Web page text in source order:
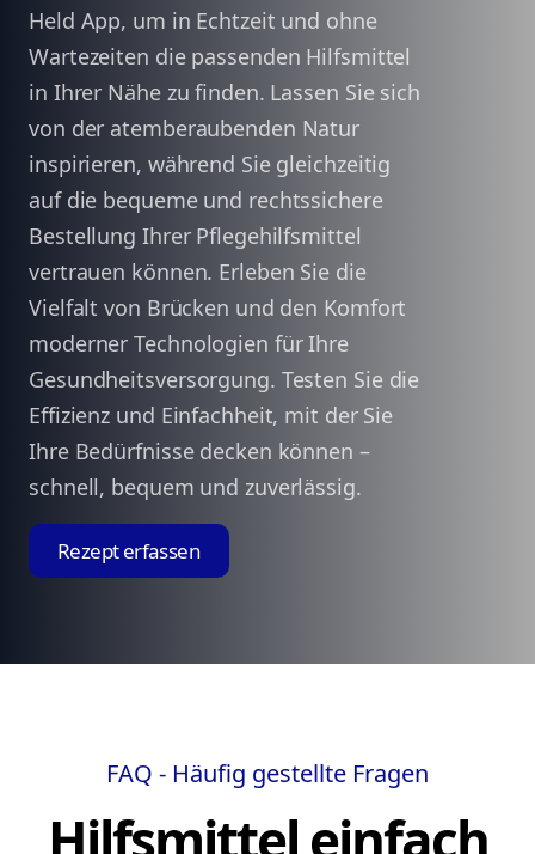
Held App, um in Echtzeit und ohne
Wartezeiten die passenden Hilfsmittel
in Ihrer Nähe zu finden. Lassen Sie sich
von der atemberaubenden Natur
inspirieren, während Sie gleichzeitig
auf die bequeme und rechtssichere
Bestellung Ihrer Pflegehilfsmittel
vertrauen können. Erleben Sie die
Vielfalt von Brücken und den Komfort
moderner Technologien für Ihre
Gesundheitsversorgung. Testen Sie die
Effizienz und Einfachheit, mit der Sie
Ihre Bedürfnisse decken können –
schnell, bequem und zuverlässig.
Rezept erfassen
FAQ - Häufig gestellte Fragen
Hilfsmittel einfach